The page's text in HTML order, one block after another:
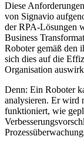
Diese
von Signavio
der RPA-Lösungen
Business
Roboter gemäß den
sich dies auf die
Organisation
Denn: Ein Roboter
analysieren. Er wird
funktioniert, wie